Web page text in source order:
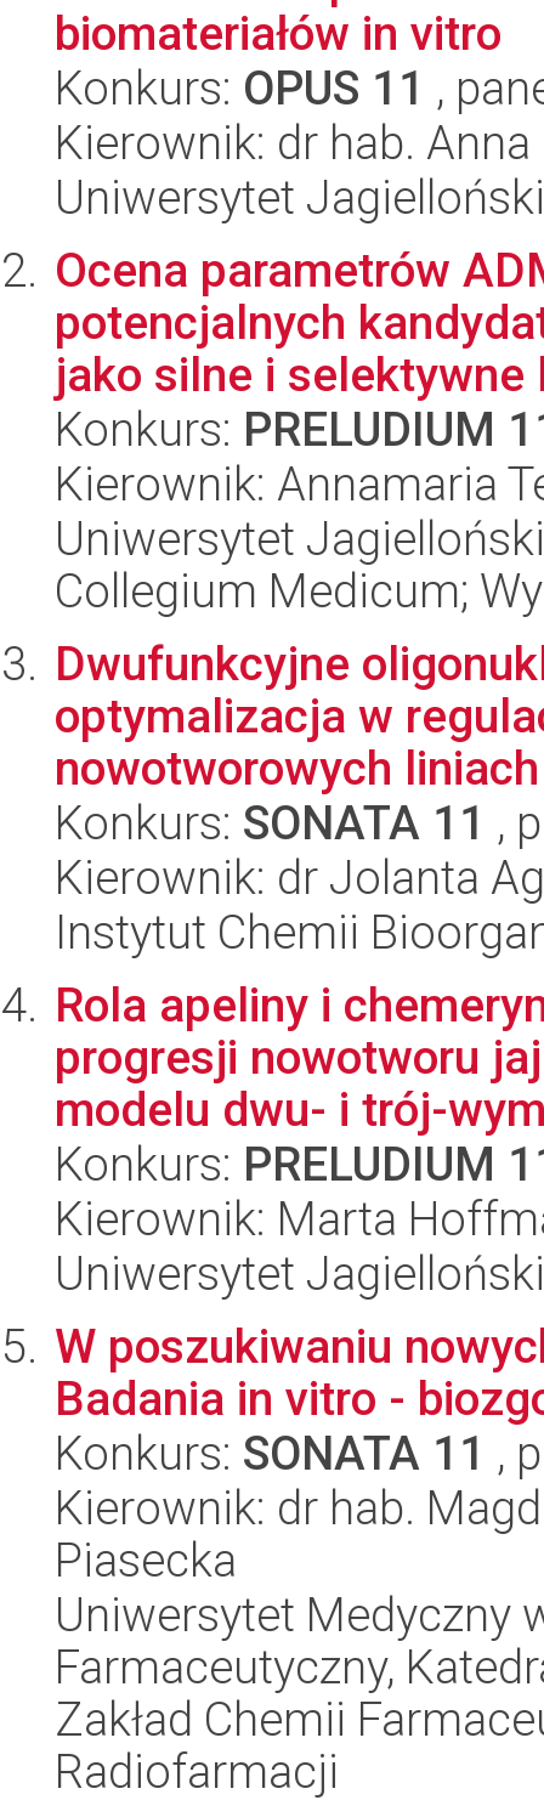
biomateriałów in vitro
Konkurs: OPUS 11 ,
Kierownik: dr hab.
Uniwersytet
Ocena parametrów
potencjalnych
jako silne i selektywne
Konkurs: PRELUDIUM
Kierownik: Annamaria
Uniwersytet
Collegium Medicum;
Dwufunkcyjne
optymalizacja w
nowotworowych
Konkurs: SONATA 11 ,
Kierownik: dr Jolanta
Instytut Chemii
Rola apeliny i
progresji nowotworu
modelu dwu- i trój-
Konkurs: PRELUDIUM
Kierownik: Marta
Uniwersytet
W poszukiwaniu
Badania in vitro -
Konkurs: SONATA 11 ,
Kierownik: dr hab.
Piasecka
Uniwersytet Medyczny
Farmaceutyczny,
Zakład Chemii
Radiofarmacji